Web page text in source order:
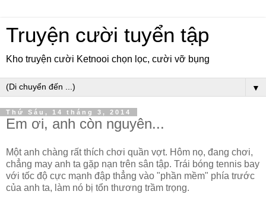
Truyện cười tuyển tập
Kho truyện cười Ketnooi chọn lọc, cười vỡ bụng
▼
Thứ Sáu, 14 tháng 3, 2014
Em ơi, anh còn nguyên...
Một anh chàng rất thích chơi quần vợt. Hôm nọ, đang chơi,
chẳng may anh ta gặp nạn trên sân tập. Trái bóng tennis bay
với tốc độ cực mạnh đập thẳng vào "phần mềm" phía trước
của anh ta, làm nó bị tổn thương trầm trọng.